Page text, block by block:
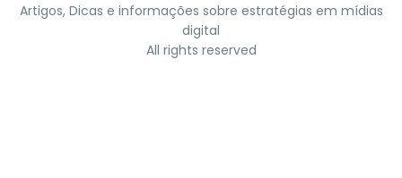
Artigos, Dicas e informações sobre estratégias em mídias
digital
All rights reserved